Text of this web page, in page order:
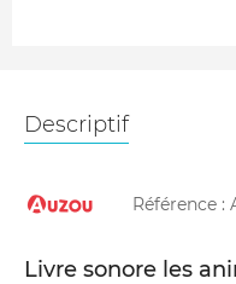
Descriptif
Référence :
Livre sonore les